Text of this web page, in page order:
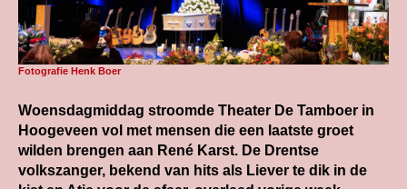
Fotografie Henk Boer
Woensdagmiddag stroomde Theater De Tamboer in
Hoogeveen vol met mensen die een laatste groet
wilden brengen aan René Karst. De Drentse
volkszanger, bekend van hits als Liever te dik in de